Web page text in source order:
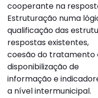
cooperante na
Estruturação numa
qualificação das
respostasexistentes,
coesão do tratamento
disponibilização de
informação e
a nível intermunicipal.